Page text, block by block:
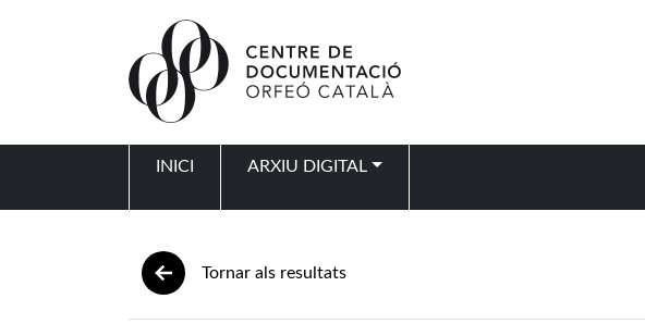
INICI ARXIU DIGITAL
Tornar als resultats